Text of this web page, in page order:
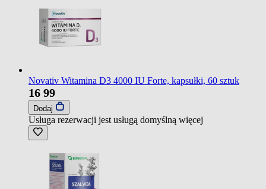
Novativ Witamina D3 4000 IU Forte, kapsułki, 60 sztuk
16 99
Dodaj
Usługa rezerwacji jest usługą domyślną więcej